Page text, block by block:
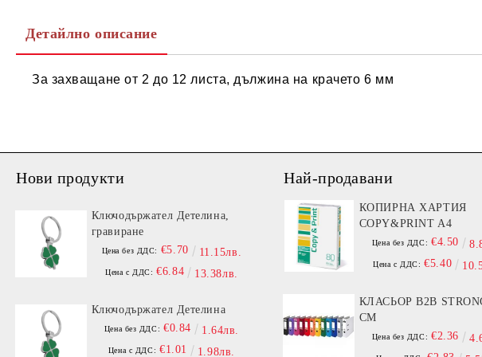
Детайлно описание
За захващане от 2 до 12 листа, дължина на крачето 6 мм
Нови продукти
Ключодържател Детелина,
гравиране
Цена без ДДС: €5.70 11.15лв.
Цена с ДДС: €6.84 13.38лв.
Ключодържател Детелина
Цена без ДДС: €0.84 1.64лв.
Цена с ДДС: €1.01 1.98лв.
Най-продавани
КОПИРНА ХАРТИЯ
COPY&PRINT A4
Цена без ДДС: €4.50
Цена с ДДС: €5.40
КЛАСЬОР B2B
СМ
Цена без ДДС: €2.36